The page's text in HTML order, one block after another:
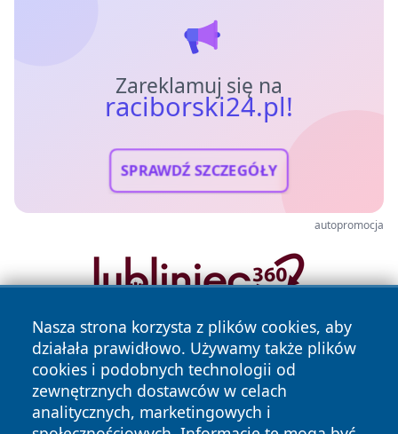
Zareklamuj się na
raciborski24.pl!
SPRAWDŹ SZCZEGÓŁY
autopromocja
Nasza strona korzysta z plików cookies, aby
działała prawidłowo. Używamy także plików
cookies i podobnych technologii od
zewnętrznych dostawców w celach
analitycznych, marketingowych i